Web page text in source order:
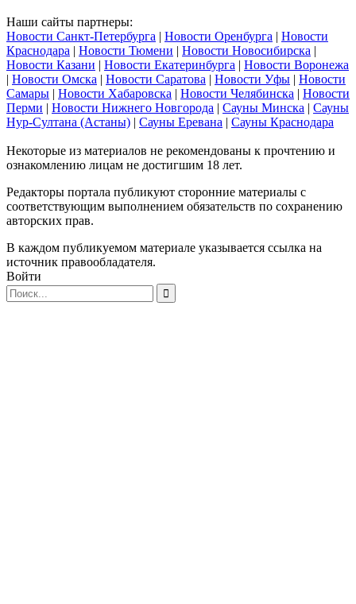
Наши сайты партнеры:
Новости Санкт-Петербурга | Новости Оренбурга | Новости
Краснодара | Новости Тюмени | Новости Новосибирска |
Новости Казани | Новости Екатеринбурга | Новости Воронежа
| Новости Омска | Новости Саратова | Новости Уфы | Новости
Самары | Новости Хабаровска | Новости Челябинска | Новости
Перми | Новости Нижнего Новгорода | Сауны Минска | Сауны
Нур-Султана (Астаны) | Сауны Еревана | Сауны Краснодара
Некоторые из материалов не рекомендованы к прочтению и
ознакомлению лицам не достигшим 18 лет.
Редакторы портала публикуют сторонние материалы с
соответствующим выполнением обязательств по сохранению
авторских прав.
В каждом публикуемом материале указывается ссылка на
источник правообладателя.
Войти